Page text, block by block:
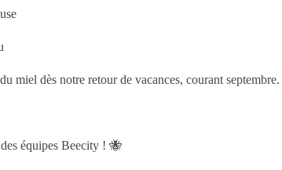
miel dès notre retour de vacances, courant septembre.
équipes Beecity ! 🐝